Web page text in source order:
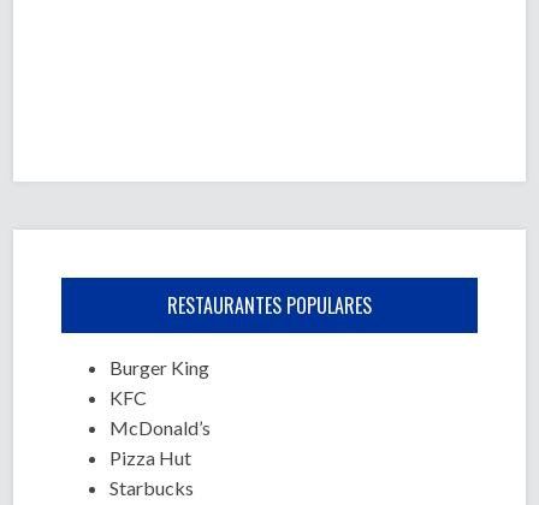
RESTAURANTES POPULARES
Burger King
KFC
McDonald’s
Pizza Hut
Starbucks